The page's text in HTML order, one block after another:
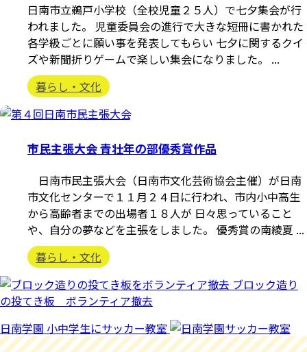
日南市立鵜戸小学校（全校児童２５人）で七夕集会が行
われました。 児童委員会の進行で大きな短冊に書かれた
各学級ごとに願い事を発表してもらい 七夕に関するクイ
ズや新聞折りゲームで楽しい集会になりました。 ...
暮らし・文化
市民主張大会 青壮年の部優秀賞作品
日南市民主張大会（日南市文化芸術協会主催）が日南
市文化センターで１１月２４日に行われ、市内小中高生
から高齢者までの出場者１８人が 日々思っていること
や、自分の夢などを主張をしました。 優秀賞の南綾夏 ...
暮らし・文化
ブロック造り
の投てき板 ボランティア撤去
日南学園 小中学生にサッカー教室